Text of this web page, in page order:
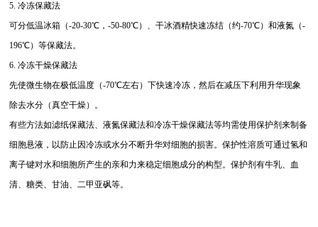
5. 冷冻保藏法
可分低温冰箱（-20-30℃，-50-80℃）、干冰酒精快速冻结（约-70℃）和液氮（-
196℃）等保藏法。
6. 冷冻干燥保藏法
先使微生物在极低温度（-70℃左右）下快速冷冻，然后在减压下利用升华现象
除去水分（真空干燥）。
有些方法如滤纸保藏法、液氮保藏法和冷冻干燥保藏法等均需使用保护剂来制备
细胞悬液，以防止因冷冻或水分不断升华对细胞的损害。保护性溶质可通过氢和
离子键对水和细胞所产生的亲和力来稳定细胞成分的构型。保护剂有牛乳、血
清、糖类、甘油、二甲亚砜等。